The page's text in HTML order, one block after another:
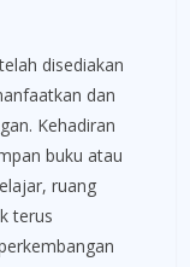
disediakan
dan
Kehadiran
buku atau
ruang
terus